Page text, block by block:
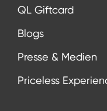
QL Giftcard
Blogs
Presse & Medien
Priceless